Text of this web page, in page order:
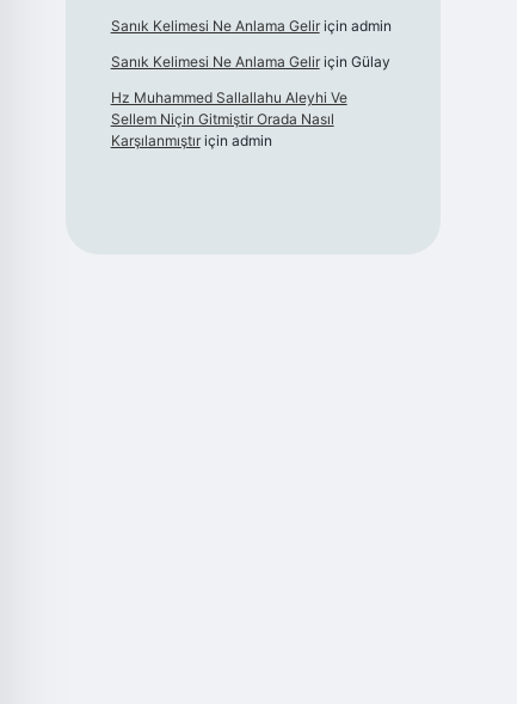
Sanık Kelimesi Ne Anlama Geliriçin admin
Sanık Kelimesi Ne Anlama Geliriçin Gülay
Hz Muhammed Sallallahu Aleyhi Ve
Sellem Niçin Gitmiştir Orada Nasıl
Karşılanmıştıriçin admin